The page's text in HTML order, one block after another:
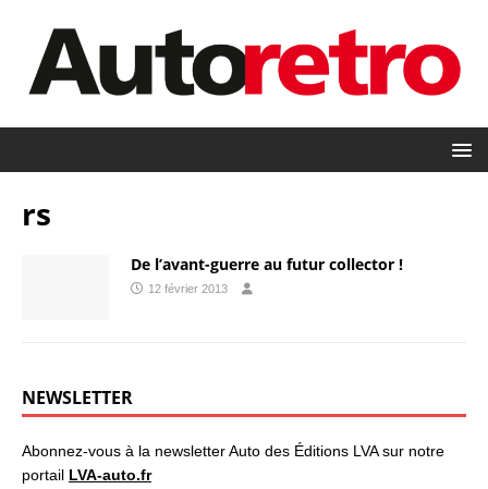
rs
De l’avant-guerre au futur collector !
12 février 2013
NEWSLETTER
Abonnez-vous à la newsletter Auto des Éditions LVA sur notre
portail LVA-auto.fr